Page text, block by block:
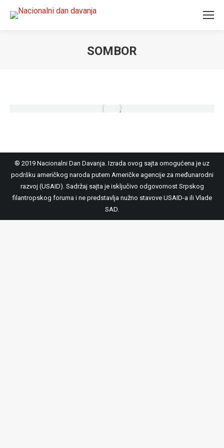
SOMBOR
® 2019 Nacionalni Dan Davanja. Izrada ovog sajta omogućena je uz
podršku američkog naroda putem Američke agencije za međunarodni
razvoj (USAID). Sadržaj sajta je isključivo odgovornost Srpskog
filantropskog foruma i ne predstavlja nužno stavove USAID-a ili Vlade
SAD.